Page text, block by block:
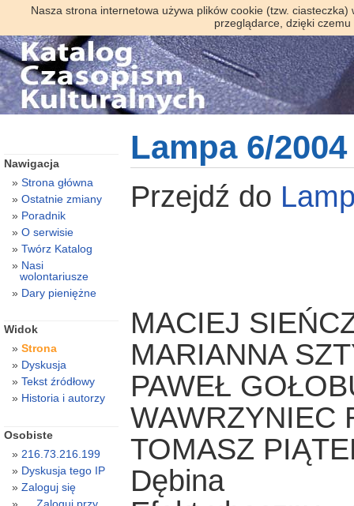
Nasza strona internetowa używa plików cookie (tzw.
przeglądarce, dzięki
Lampa 6/2004
Przejdź do
MACIEJ
MARIANNA
PAWEŁ
WAWRZYNIEC
TOMASZ
Dębina
Nawigacja
Strona główna
Ostatnie zmiany
Poradnik
O serwisie
Twórz Katalog
Nasi
wolontariusze
Dary pieniężne
Widok
Strona
Dyskusja
Tekst źródłowy
Historia i autorzy
Osobiste
216.73.216.199
Dyskusja tego IP
Zaloguj się